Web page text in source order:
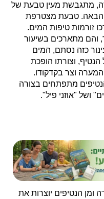
מתגבשת מעין טבעת של
הבאה. טבעת מצטרפת
זורמות טיפות המים.
והם מתארכים בשיעור
צינור כזה נסתם, המים
הנטיף, וצורתו הופכת
וצר בקדקודו.
מתפתחים בצורה
ושל "אוזני פיל".
ומן הנטיפים יוצרות את